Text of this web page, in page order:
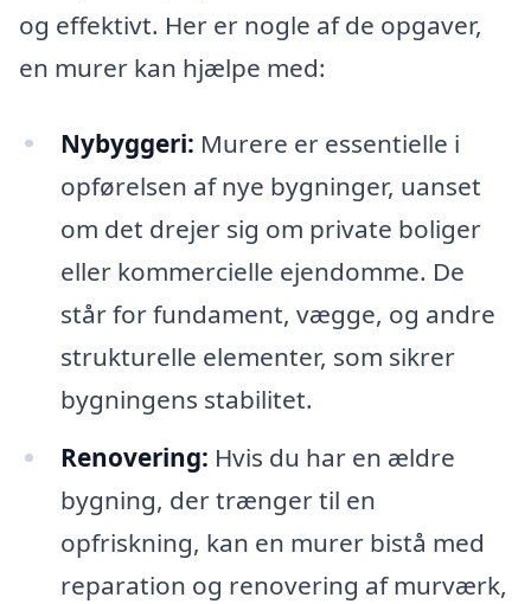
og effektivt. Her er nogle af de opgaver,
en murer kan hjælpe med:
Nybyggeri: Murere er essentielle i
opførelsen af nye bygninger, uanset
om det drejer sig om private boliger
eller kommercielle ejendomme. De
står for fundament, vægge, og andre
strukturelle elementer, som sikrer
bygningens stabilitet.
Renovering: Hvis du har en ældre
bygning, der trænger til en
opfriskning, kan en murer bistå med
reparation og renovering af murværk,